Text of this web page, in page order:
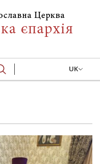
UK